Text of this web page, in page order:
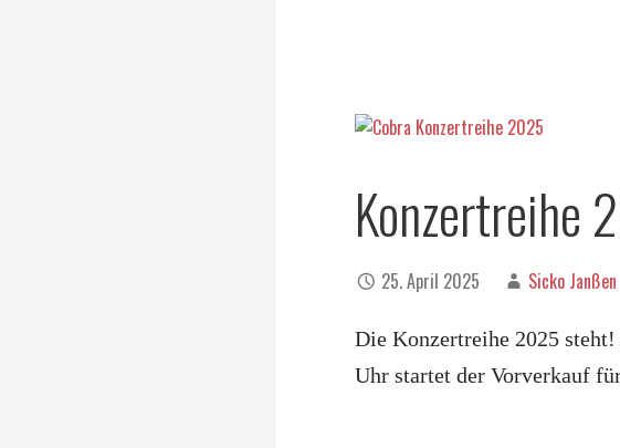
Konzertreihe
25. April 2025 Sicko Janßen
Die Konzertreihe 2025
Uhr startet der Vorverkauf